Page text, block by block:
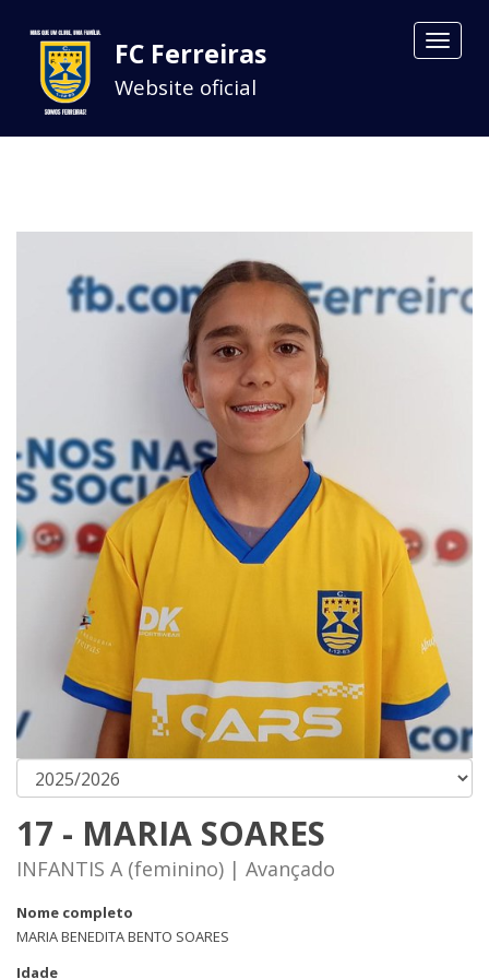
Toggle
FC Ferreiras
Website oficial
17 - MARIA SOARES
INFANTIS A (feminino) | Avançado
Nome completo
MARIA BENEDITA BENTO SOARES
Idade